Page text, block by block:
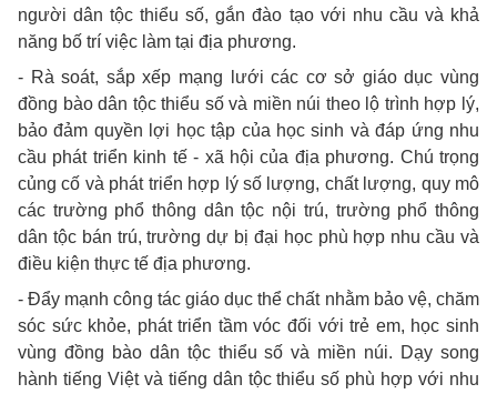
người dân tộc thiểu số, gắn đào tạo với nhu cầu và khả
năng bố trí việc làm tại địa phương.
- Rà soát, sắp xếp mạng lưới các cơ sở giáo dục vùng
đồng bào dân tộc thiểu số và miền núi theo lộ trình hợp lý,
bảo đảm quyền lợi học tập của học sinh và đáp ứng nhu
cầu phát triển kinh tế - xã hội của địa phương. Chú trọng
củng cố và phát triển hợp lý số lượng, chất lượng, quy mô
các trường phổ thông dân tộc nội trú, trường phổ thông
dân tộc bán trú, trường dự bị đại học phù hợp nhu cầu và
điều kiện thực tế địa phương.
- Đẩy mạnh công tác giáo dục thể chất nhằm bảo vệ, chăm
sóc sức khỏe, phát triển tầm vóc đối với trẻ em, học sinh
vùng đồng bào dân tộc thiểu số và miền núi. Dạy song
hành tiếng Việt và tiếng dân tộc thiểu số phù hợp với nhu